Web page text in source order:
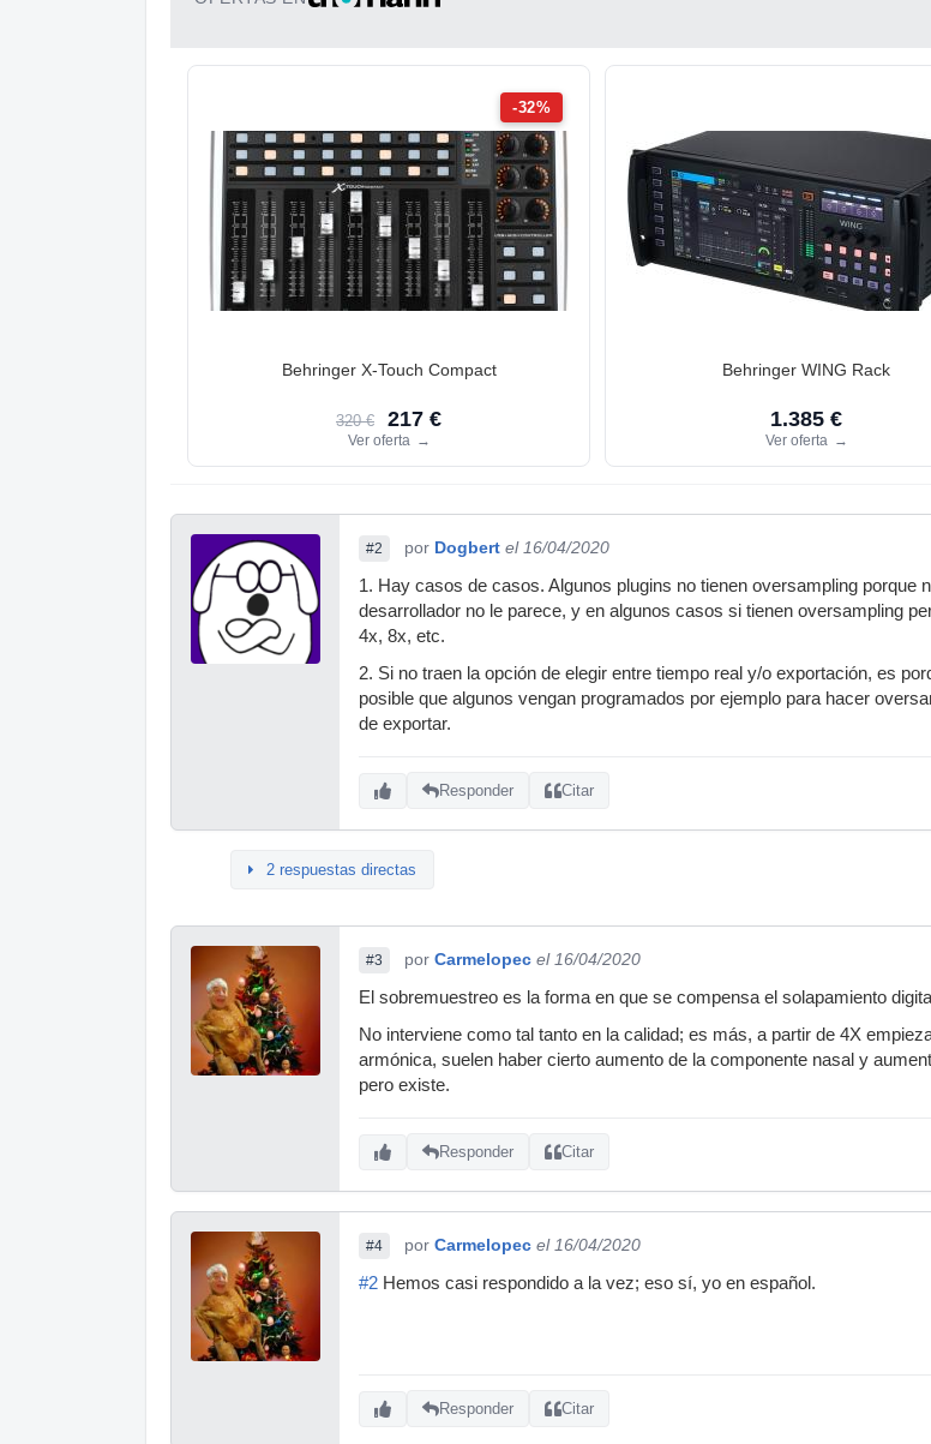
-32%
Behringer X-Touch Compact
320 € 217 €
Ver oferta →
Behringer WING Rack
1.385 €
Ver oferta →
#2 por Dogbert el 16/04/2020
1. Hay casos de casos. Algunos plugins no tienen oversampling porque
desarrollador no le parece, y en algunos casos si tienen oversampling
4x, 8x, etc.
2. Si no traen la opción de elegir entre tiempo real y/o exportación, es
posible que algunos vengan programados por ejemplo para hacer
de exportar.
Responder Citar
2 respuestas directas
#3 por Carmelopec el 16/04/2020
El sobremuestreo es la forma en que se compensa el solapamiento
No interviene como tal tanto en la calidad; es más, a partir de 4X
armónica, suelen haber cierto aumento de la componente nasal y
pero existe.
Responder Citar
#4 por Carmelopec el 16/04/2020
#2 Hemos casi respondido a la vez; eso sí, yo en español.
Responder Citar